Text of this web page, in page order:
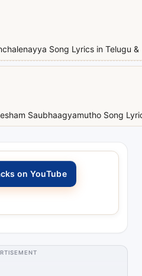
Song Lyrics in Telugu &
Saubhaagyamutho Song
on YouTube